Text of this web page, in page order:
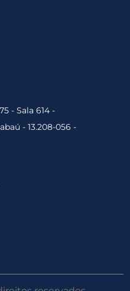
- Sala 614 -
- 13.208-056 -